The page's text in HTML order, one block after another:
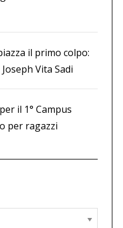
il primo colpo:
Vita Sadi
il 1° Campus
per ragazzi